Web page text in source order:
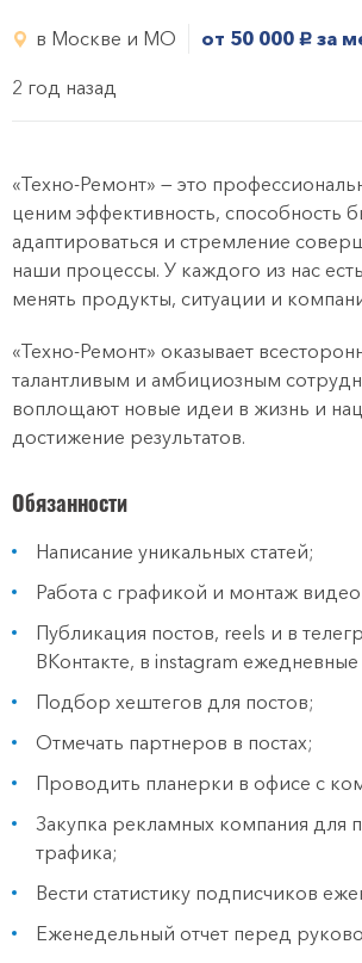
в Москве и МО от 50 000 руб. за
2 год назад
«Техно-Ремонт» — это
ценим эффективность, способность
адаптироваться и стремление
наши процессы. У каждого из нас
менять продукты, ситуации и
«Техно-Ремонт» оказывает
талантливым и амбициозным
воплощают новые идеи в жизнь и
достижение результатов.
Обязанности
Написание уникальных статей;
Работа с графикой и монтаж
Публикация постов, reels и в
ВКонтакте, в instagram
Подбор хештегов для постов;
Отмечать партнеров в постах;
Проводить планерки в офисе с
Закупка рекламных компания для
трафика;
Вести статистику подписчиков
Еженедельный отчет перед